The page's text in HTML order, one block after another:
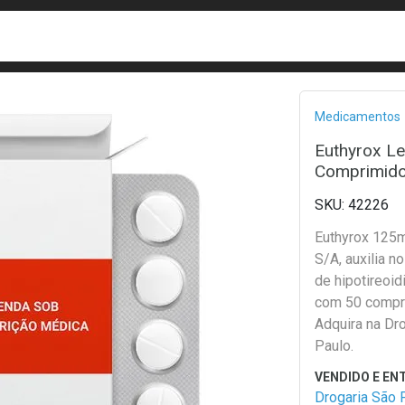
Medicamentos
Euthyrox
42226
Euthyrox
S/A, auxilia
de
com 50
Adquira na
Paulo.
Drogaria São